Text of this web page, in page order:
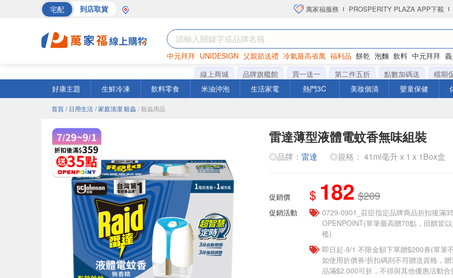
宅配 到店取貨 萬家福服務 PROSPERITY PLAZA APP下載
中元拜拜 UNIDESIGN 父親節送禮 冷氣最高省萬 福利品 餅乾 泡麵 飲料 中元拜拜
罐頭 海苔 洋芋片
線上商城 品牌旗艦館 買一送一 第二件五折 點數加碼送
檔期
好康主題
生鮮冷凍 飲料零食 米油沖泡 生活家電 熱門3C 美妝個清 嬰童保健
首頁 / 日用生活 / 家庭清潔 殺蟲 / 殺蟲用品
雷達薄型液體電蚊香無味組裝
◎品牌： 雷達 ◎規格： 41ml毫升 x 1 x 1Box盒
促銷價 $ 182 $209
促銷活動
0729-0901_莊臣指定品牌商品折扣後滿
OPENPOINT(單筆最高贈70點，回饋皆
檻)
即日起-9/1 不限金額下單贈$200券(單筆
如使用折價券/折扣碼則不符贈送資格，
品滿$2,000可折，不得與其他優惠活動合